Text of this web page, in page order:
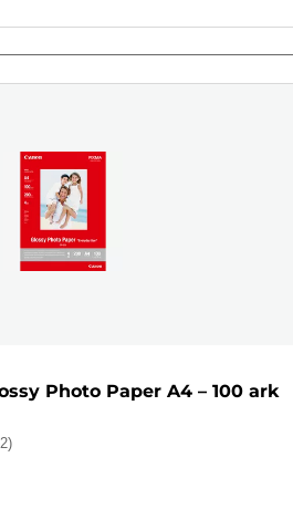
Photo Paper A4 – 100 ark